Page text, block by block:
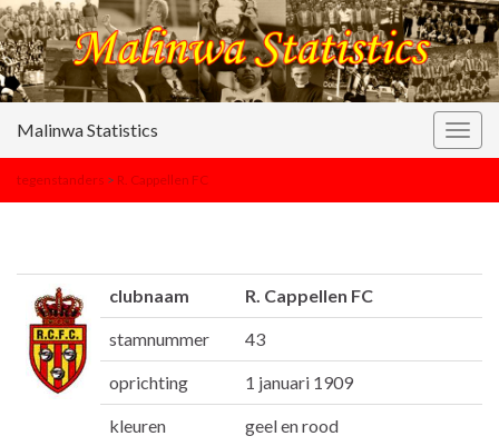
Malinwa Statistics
tegenstanders > R. Cappellen FC
clubnaam R. Cappellen FC
stamnummer 43
oprichting 1 januari 1909
kleuren geel en rood